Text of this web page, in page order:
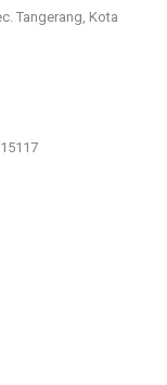
Tangerang, Kota